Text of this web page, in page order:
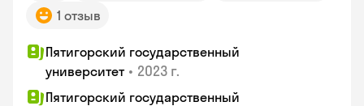
1 отзыв
Пятигорский государственный
университет • 2023 г.
Пятигорский государственный